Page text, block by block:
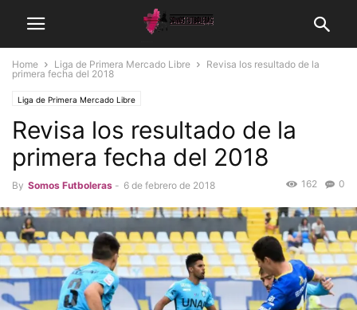
Home Liga de Primera Mercado Libre
Revisa los resultado de la
primera fecha del 2018
Liga de Primera Mercado Libre
Revisa los resultado de la
primera fecha del 2018
By Somos Futboleras - 6 de febrero de 2018 0
162